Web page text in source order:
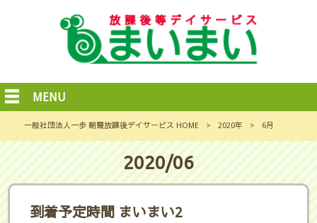
MENU
一般社団法人一歩 朝霞放課後デイサービス HOME > 2020年 > 6月
2020/06
到着予定時間 まいまい2